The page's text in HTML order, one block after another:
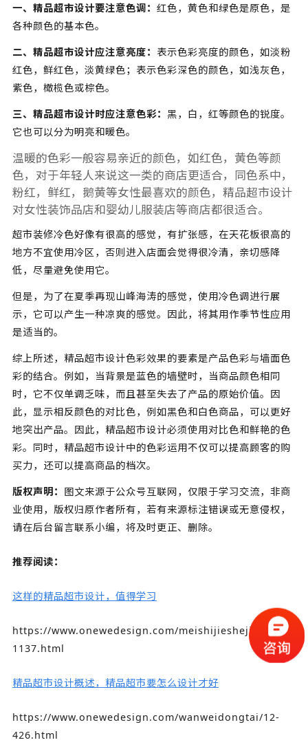
一、精品超市设计要注意色调： 红色，黄色和绿色是原色，是
各种颜色的基本色。
二、精品超市设计应注意亮度： 表示色彩亮度的颜色，如淡粉
红色，鲜红色，淡黄绿色；表示色彩深色的颜色，如浅灰色，
紫色，橄榄色或棕色。
三、精品超市设计时应注意色彩： 黑，白，红等颜色的锐度。
它也可以分为明亮和暖色。
温暖的色彩一般容易亲近的颜色，如红色，黄色等颜
色，对于年轻人来说这一类的商店更适合，同色系中，
粉红，鲜红，鹅黄等女性最喜欢的颜色，精品超市设计
对女性装饰品店和婴幼儿服装店等商店都很适合。
超市装修冷色好像有很高的感觉，有扩张感，在天花板很高的
地方不宜使用冷区，否则进入店面会觉得很冷清，亲切感降
低，尽量避免使用它。
但是，为了在夏季再现山峰海涛的感觉，使用冷色调进行展
示，它可以产生一种凉爽的感觉。因此，将其用作季节性应用
是适当的。
综上所述，精品超市设计色彩效果的要素是产品色彩与墙面色
彩的结合。例如，当背景是蓝色的墙壁时，当商品颜色相同
时，它不仅单调乏味，而且甚至失去了产品的原始价值。因
此，显示相反颜色的对比色，例如黑色和白色商品，可以更好
地突出产品。因此，精品超市设计必须使用对比色和鲜艳的色
彩。同时，精品超市设计中的色彩运用不仅可以提高顾客的购
买力，还可以提高商品的档次。
版权声明： 图文来源于公众号互联网，仅限于学习交流，非商
业使用，版权归原作者所有，若有来源标注错误或无意侵权，
请在后台留言联系小编，将及时更正、删除。
推荐阅读：
这样的精品超市设计，值得学习
https://www.onewedesign.com/meishijiesheji/84-
1137.html
精品超市设计概述，精品超市要怎么设计才好
https://www.onewedesign.com/wanweidongtai/12-
426.html